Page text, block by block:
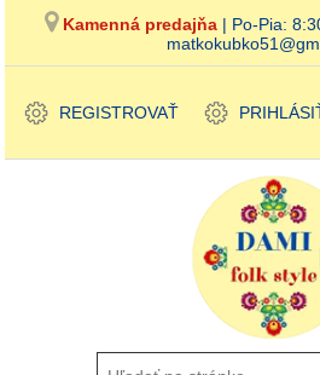
Kamenná predajňa | Po-Pia:
REGISTROVAŤ